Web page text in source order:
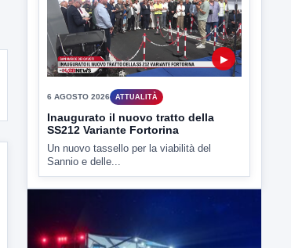
ATTUALITÀ
Inaugurato il nuovo tratto della
SS212 Variante Fortorina
Sannio e delle...